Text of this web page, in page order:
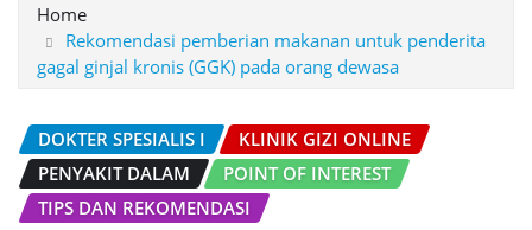
Home
Rekomendasi pemberian makanan untuk penderita
gagal ginjal kronis (GGK) pada orang dewasa
DOKTER SPESIALIS I
KLINIK GIZI ONLINE
PENYAKIT DALAM
POINT OF INTEREST
TIPS DAN REKOMENDASI